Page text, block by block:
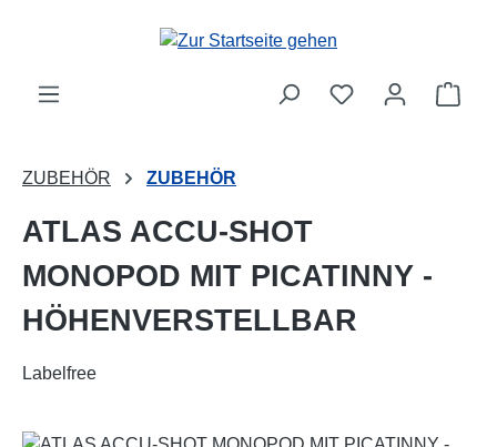
Zum Hauptinhalt springen
ZUBEHÖR ZUBEHÖR
ATLAS ACCU-SHOT
MONOPOD MIT PICATINNY -
HÖHENVERSTELLBAR
Labelfree